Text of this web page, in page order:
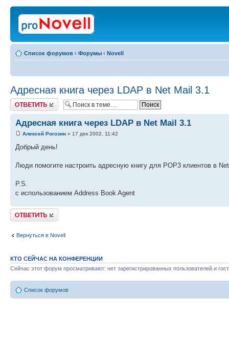
Список форумов ‹ Форумы ‹ Novell
Адресная книга через LDAP в Net Mail 3.1
Ответить
Адресная книга через LDAP в Net Mail 3.1
Алексей Рогозин » 17 дек 2002, 11:42
Добрый день!
Люди помогите настроить адресную книгу для POP3 клиентов в
P.S.
c использованием Address Book Agent
Ответить
Вернуться в Novell
КТО СЕЙЧАС НА КОНФЕРЕНЦИИ
Сейчас этот форум просматривают: нет зарегистрированных пользователей и
Список форумов